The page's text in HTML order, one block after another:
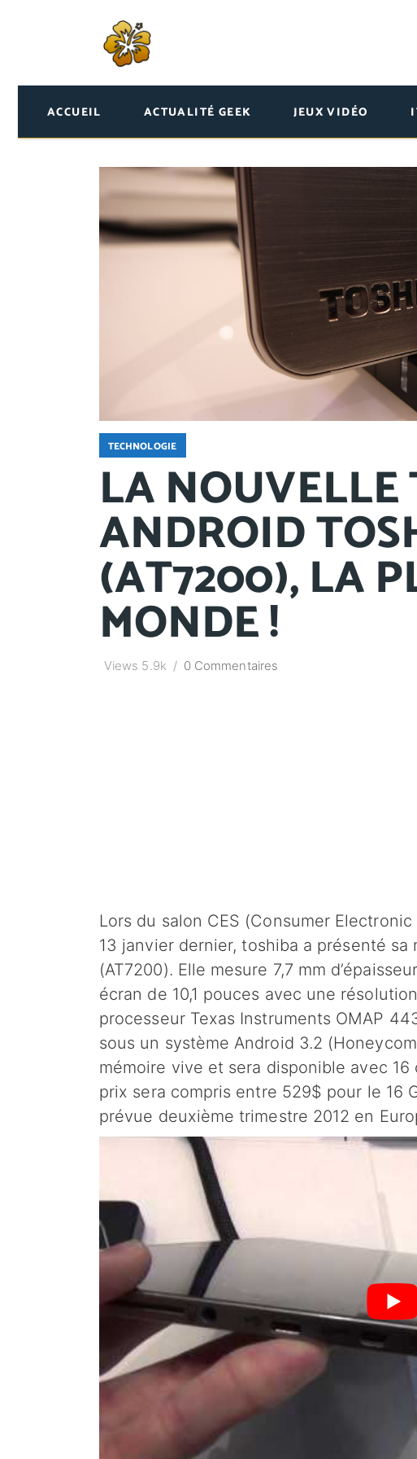
ACCUEIL ACTUALITÉ GEEK JEUX VIDÉO
TECHNOLOGIE
LA NOUVELLE
ANDROID
(AT7200), LA
MONDE !
Views 5.9k 0 Commentaires
Lors du salon CES (Consumer
13 janvier dernier, toshiba a présenté
(AT7200). Elle mesure 7,7 mm
écran de 10,1 pouces avec une
processeur Texas Instruments OMAP
sous un système Android 3.2
mémoire vive et sera disponible avec
prix sera compris entre 529$ pour le 16
prévue deuxième trimestre 2012 en